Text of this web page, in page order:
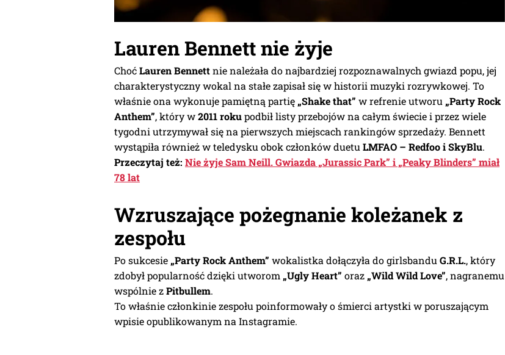
Lauren Bennett nie żyje
ChoćLauren Bennettnie należała do najbardziej rozpoznawalnych gwiazd popu, jej
charakterystyczny wokal na stałe zapisał się w historii muzyki rozrywkowej. To
właśnie ona wykonuje pamiętną partię „Shake that” w refrenie utworu „Party Rock
Anthem”, który w2011 rokupodbił listy przebojów na całym świecie i przez wiele
tygodni utrzymywał się na pierwszych miejscach rankingów sprzedaży. Bennett
wystąpiła również w teledysku obok członków duetuLMFAO – Redfoo i SkyBlu.
Przeczytaj też: Nie żyje Sam Neill. Gwiazda „Jurassic Park” i „Peaky Blinders” miał
78 lat
Wzruszające pożegnanie koleżanek z
zespołu
Po sukcesie „Party Rock Anthem” wokalistka dołączyła do girlsbanduG.R.L., który
zdobył popularność dzięki utworom „Ugly Heart” oraz „Wild Wild Love”, nagranemu
wspólnie zPitbullem.
To właśnie członkinie zespołu poinformowały o śmierci artystki w poruszającym
wpisie opublikowanym na Instagramie.